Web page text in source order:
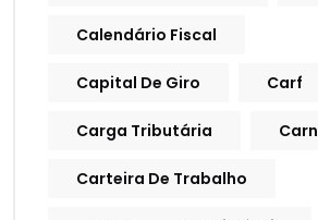
Calendário Fiscal
Capital De Giro Carf
Carga Tributária
Carteira De Trabalho